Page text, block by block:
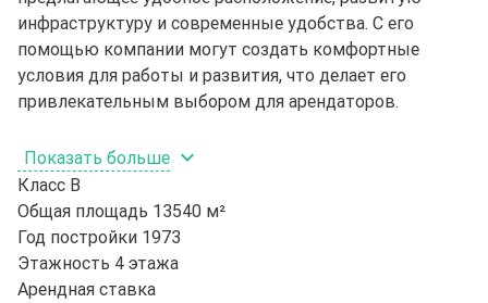
инфраструктуру и современные удобства. С его
помощью компании могут создать комфортные
условия для работы и развития, что делает его
привлекательным выбором для арендаторов.
Показать больше
Класс B
Общая площадь 13540 м²
Год постройки 1973
Этажность 4 этажа
Арендная ставка